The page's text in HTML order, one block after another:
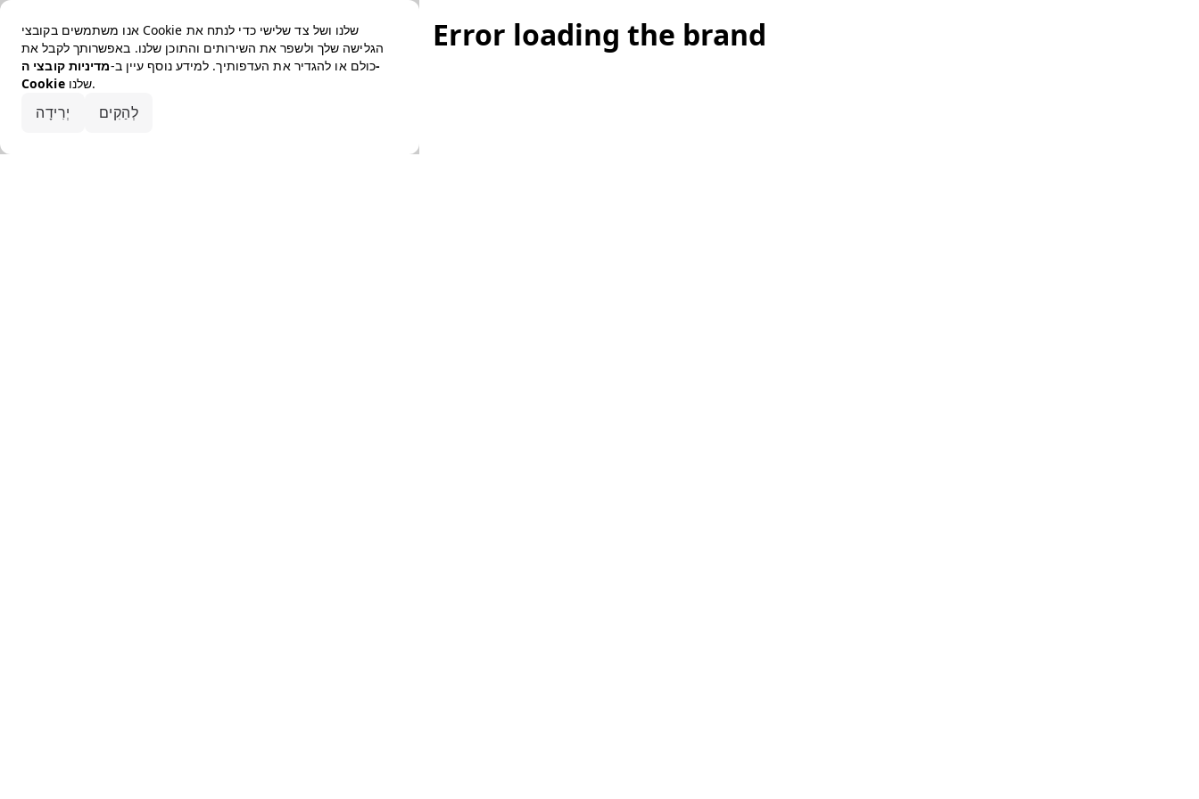
אנו משתמשים בקובצי Cookie שלנו ושל צד שלישי כדי לנתח את
הגלישה שלך ולשפר את השירותים והתוכן שלנו. באפשרותך לקבל את
כולם או להגדיר את העדפותיך. למידע נוסף עיין ב-מדיניות קובצי ה-
Cookie
שלנו.
יְרִידָה לְהַקִים
Error loading the brand